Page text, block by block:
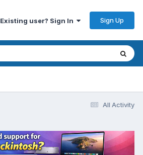
Existing user? Sign In Sign Up
All Activity